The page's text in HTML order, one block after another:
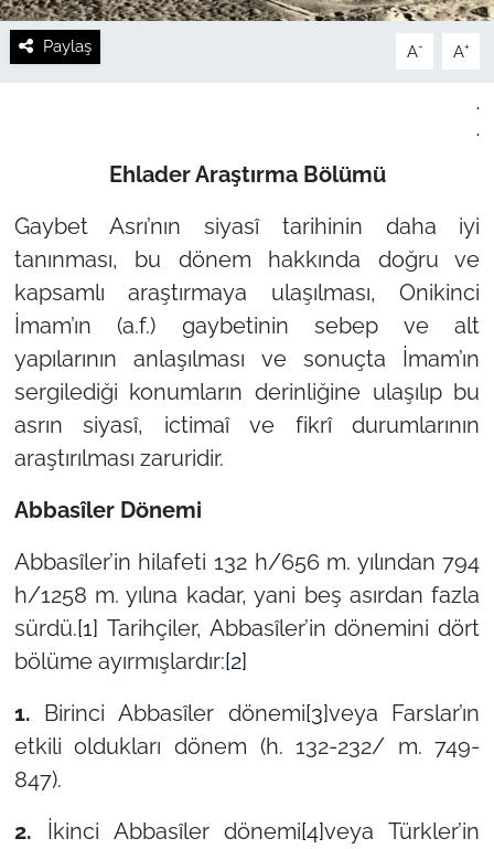
Paylaş A- A+
.
.
Ehlader Araştırma Bölümü
Gaybet Asrı’nın siyasî tarihinin daha iyi
tanınması, bu dönem hakkında doğru ve
kapsamlı araştırmaya ulaşılması, Onikinci
İmam’ın (a.f.) gaybetinin sebep ve alt
yapılarının anlaşılması ve sonuçta İmam’ın
sergilediği konumların derinliğine ulaşılıp bu
asrın siyasî, ictimaî ve fikrî durumlarının
araştırılması zaruridir.
Abbasîler Dönemi
Abbasîler’in hilafeti 132 h/656 m. yılından 794
h/1258 m. yılına kadar, yani beş asırdan fazla
sürdü.[1] Tarihçiler, Abbasîler’in dönemini dört
bölüme ayırmışlardır:[2]
1. Birinci Abbasîler dönemi[3]veya Farslar’ın
etkili oldukları dönem (h. 132-232/ m. 749-
847).
2. İkinci Abbasîler dönemi[4]veya Türkler’in